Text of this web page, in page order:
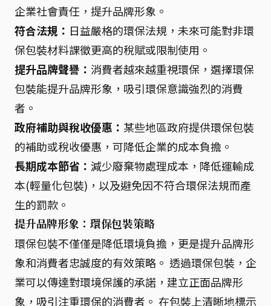
企業社會責任，提升品牌形象。
符合法規： 日益嚴格的環保法規，未來可能對非環
保包裝材料課徵更高的稅賦或限制使用。
提升品牌聲譽： 消費者越來越重視環保，選擇環保
包裝能提升品牌形象，吸引環保意識強烈的消費
者。
政府補助與稅收優惠： 某些地區政府提供環保包裝
的補助或稅收優惠，可降低企業的成本負擔。
長期成本節省： 減少廢棄物處理成本，降低運輸成
本(輕量化包裝)，以及避免因不符合環保法規而產
生的罰款。
提升品牌形象：環保包裝策略
環保包裝不僅僅是降低環境負擔，更是提升品牌形
象和消費者忠誠度的有效策略。 透過環保包裝，企
業可以傳達對環境保護的承諾，建立正面品牌形
象，吸引注重環保的消費者。 在包裝上清晰地標示